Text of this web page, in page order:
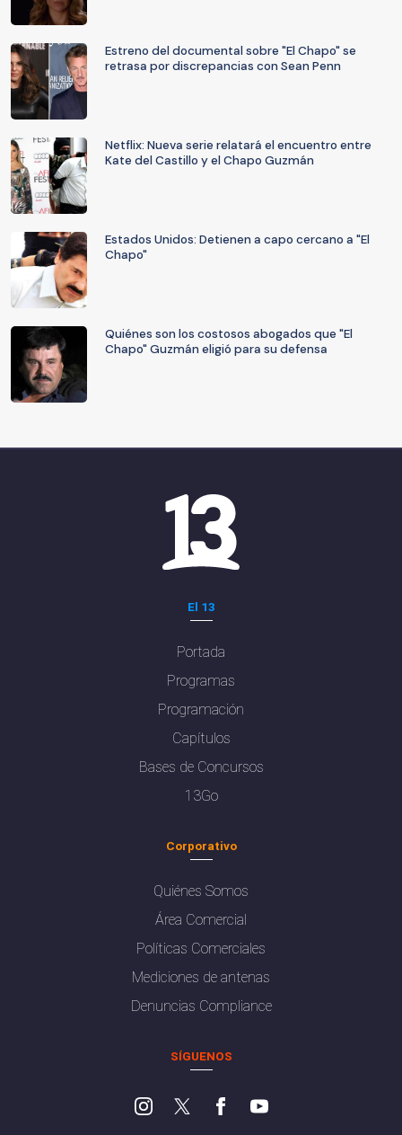
Estreno del documental sobre "El Chapo" se
retrasa por discrepancias con Sean Penn
Netflix: Nueva serie relatará el encuentro entre
Kate del Castillo y el Chapo Guzmán
Estados Unidos: Detienen a capo cercano a "El
Chapo"
Quiénes son los costosos abogados que "El
Chapo" Guzmán eligió para su defensa
El 13
Portada
Programas
Programación
Capítulos
Bases de Concursos
13Go
Corporativo
Quiénes Somos
Área Comercial
Políticas Comerciales
Mediciones de antenas
Denuncias Compliance
SÍGUENOS